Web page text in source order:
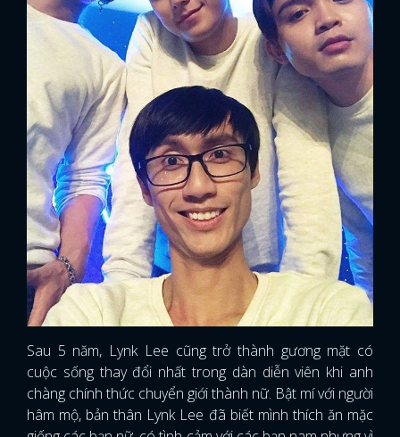
x
ĐĂNG NHẬP
Sau 5 năm, Lynk Lee cũng trở thành gương mặt có
cuộc sống thay đổi nhất trong dàn diễn viên khi anh
chàng chính thức chuyển giới thành nữ. Bật mí với người
hâm mộ, bản thân Lynk Lee đã biết mình thích ăn mặc